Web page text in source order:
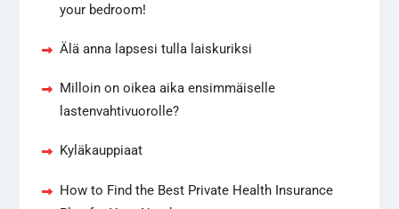
your bedroom!
Älä anna lapsesi tulla laiskuriksi
Milloin on oikea aika ensimmäiselle
lastenvahtivuorolle?
Kyläkauppiaat
How to Find the Best Private Health Insurance